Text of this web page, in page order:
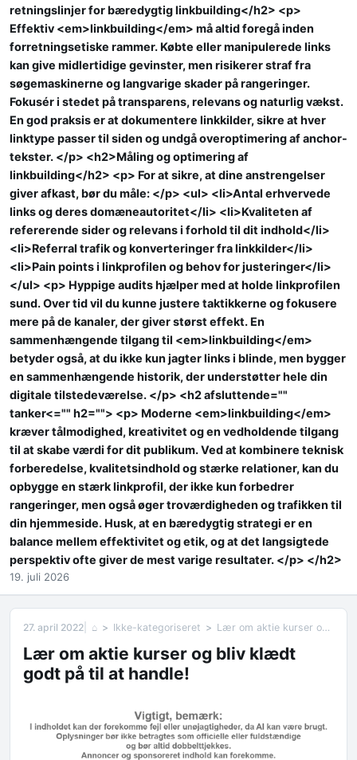
retningslinjer for bæredygtig linkbuilding</h2> <p>
Effektiv <em>linkbuilding</em> må altid foregå inden
forretningsetiske rammer. Købte eller manipulerede links
kan give midlertidige gevinster, men risikerer straf fra
søgemaskinerne og langvarige skader på rangeringer.
Fokusér i stedet på transparens, relevans og naturlig vækst.
En god praksis er at dokumentere linkkilder, sikre at hver
linktype passer til siden og undgå overoptimering af anchor-
tekster. </p> <h2>Måling og optimering af
linkbuilding</h2> <p> For at sikre, at dine anstrengelser
giver afkast, bør du måle: </p> <ul> <li>Antal erhvervede
links og deres domæneautoritet</li> <li>Kvaliteten af
refererende sider og relevans i forhold til dit indhold</li>
<li>Referral trafik og konverteringer fra linkkilder</li>
<li>Pain points i linkprofilen og behov for justeringer</li>
</ul> <p> Hyppige audits hjælper med at holde linkprofilen
sund. Over tid vil du kunne justere taktikkerne og fokusere
mere på de kanaler, der giver størst effekt. En
sammenhængende tilgang til <em>linkbuilding</em>
betyder også, at du ikke kun jagter links i blinde, men bygger
en sammenhængende historik, der understøtter hele din
digitale tilstedeværelse. </p> <h2 afsluttende=""
tanker<="" h2=""> <p> Moderne <em>linkbuilding</em>
kræver tålmodighed, kreativitet og en vedholdende tilgang
til at skabe værdi for dit publikum. Ved at kombinere teknisk
forberedelse, kvalitetsindhold og stærke relationer, kan du
opbygge en stærk linkprofil, der ikke kun forbedrer
rangeringer, men også øger troværdigheden og trafikken til
din hjemmeside. Husk, at en bæredygtig strategi er en
balance mellem effektivitet og etik, og at det langsigtede
perspektiv ofte giver de mest varige resultater. </p> </h2>
19. juli 2026
27. april 2022 ⌂ Ikke-kategoriseret Lær om aktie kurser og bliv klædt godt på til at handle!
Lær om aktie kurser og bliv klædt
godt på til at handle!